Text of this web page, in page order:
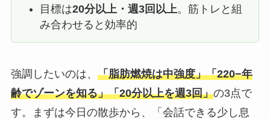
目標は20分以上・週3回以上。筋トレと組
み合わせると効率的
強調したいのは、 「脂肪燃焼は中強度」「220−年
齢でゾーンを知る」「20分以上を週3回」の3点で
す。まずは今日の散歩から、「会話できる少し息